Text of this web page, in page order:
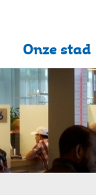
Onze stad